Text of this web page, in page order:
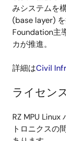
みシステムを
(base layer)
Foundation主
カが推進。
詳細はCivil
ライセン
RZ MPU Linux
トロニクスの